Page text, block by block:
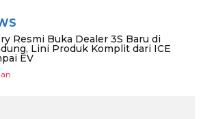
Resmi Buka Dealer 3S Baru di
Lini Produk Komplit dari ICE
EV